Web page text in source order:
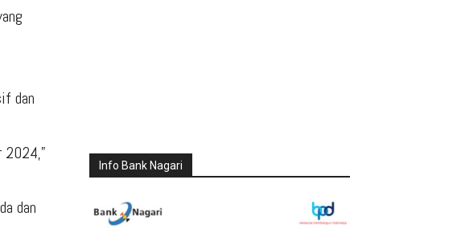
dan
2024,”
dan
Info Bank Nagari